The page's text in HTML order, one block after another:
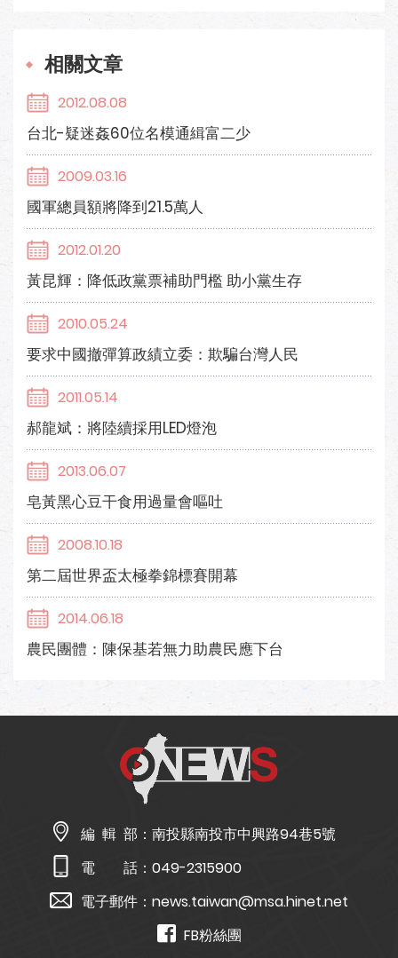
相關文章
2012.08.08
台北-疑迷姦60位名模通緝富二少
2009.03.16
國軍總員額將降到21.5萬人
2012.01.20
黃昆輝：降低政黨票補助門檻 助小黨生存
2010.05.24
要求中國撤彈算政績立委：欺騙台灣人民
2011.05.14
郝龍斌：將陸續採用LED燈泡
2013.06.07
皂黃黑心豆干食用過量會嘔吐
2008.10.18
第二屆世界盃太極拳錦標賽開幕
2014.06.18
農民團體：陳保基若無力助農民應下台
編 輯 部： 南投縣南投市中興路94巷5號
電 話： 049-2315900
電子郵件： news.taiwan@msa.hinet.net
FB粉絲團